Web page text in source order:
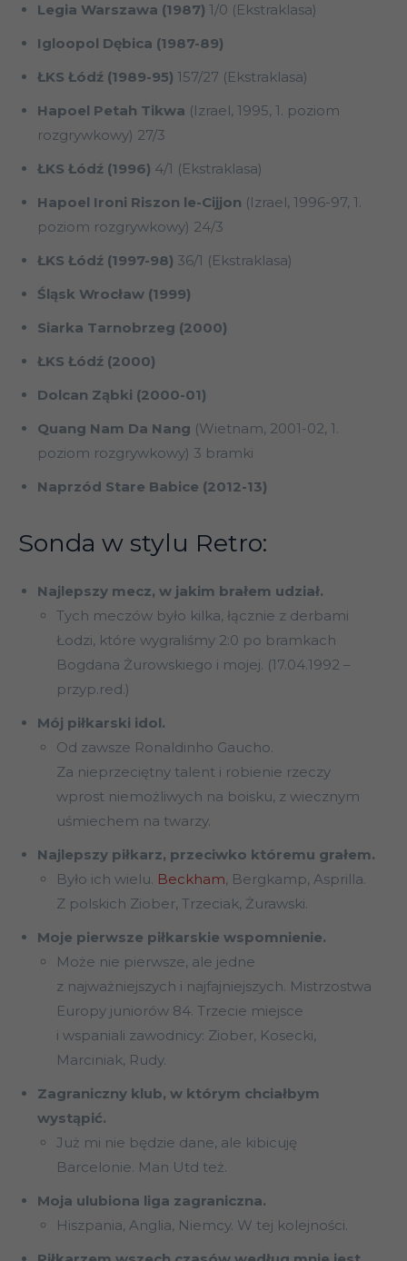
Legia Warszawa (1987) 1/0 (Ekstraklasa)
Igloopol Dębica (1987-89)
ŁKS Łódź (1989-95) 157/27 (Ekstraklasa)
Hapoel Petah Tikwa (Izrael, 1995, 1. poziom
rozgrywkowy) 27/3
ŁKS Łódź (1996) 4/1 (Ekstraklasa)
Hapoel Ironi Riszon le-Cijjon (Izrael, 1996-97, 1.
poziom rozgrywkowy) 24/3
ŁKS Łódź (1997-98) 36/1 (Ekstraklasa)
Śląsk Wrocław (1999)
Siarka Tarnobrzeg (2000)
ŁKS Łódź (2000)
Dolcan Ząbki (2000-01)
Quang Nam Da Nang (Wietnam, 2001-02, 1.
poziom rozgrywkowy) 3 bramki
Naprzód Stare Babice (2012-13)
Sonda w stylu Retro:
Najlepszy mecz, w jakim brałem udział.
Tych meczów było kilka, łącznie z derbami
Łodzi, które wygraliśmy 2:0 po bramkach
Bogdana Żurowskiego i mojej. (17.04.1992 –
przyp.red.)
Mój piłkarski idol.
Od zawsze Ronaldinho Gaucho.
Za nieprzeciętny talent i robienie rzeczy
wprost niemożliwych na boisku, z wiecznym
uśmiechem na twarzy.
Najlepszy piłkarz, przeciwko któremu grałem.
Było ich wielu. Beckham, Bergkamp, Asprilla.
Z polskich Ziober, Trzeciak, Żurawski.
Moje pierwsze piłkarskie wspomnienie.
Może nie pierwsze, ale jedne
z najważniejszych i najfajniejszych. Mistrzostwa
Europy juniorów 84. Trzecie miejsce
i wspaniali zawodnicy: Ziober, Kosecki,
Marciniak, Rudy.
Zagraniczny klub, w którym chciałbym
wystąpić.
Już mi nie będzie dane, ale kibicuję
Barcelonie. Man Utd też.
Moja ulubiona liga zagraniczna.
Hiszpania, Anglia, Niemcy. W tej kolejności.